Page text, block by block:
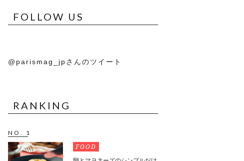
FOLLOW US
@parismag_jpさんのツイート
RANKING
NO. 1
FOOD